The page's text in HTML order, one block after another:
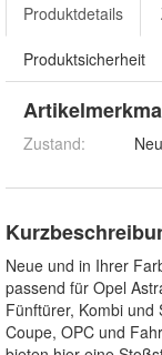
Produktdetails
Produktsicherheit
Zustand: Neu
Neue und in Ihrer
passend für Opel
Fünftürer, Kombi und
Coupe, OPC und